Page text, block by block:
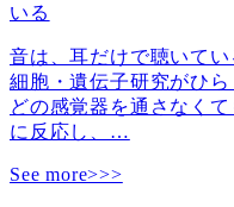
いる
音は、耳だけで聴いて
細胞・遺伝子研究がひ
どの感覚器を通さなく
に反応し、 …
See more>>>